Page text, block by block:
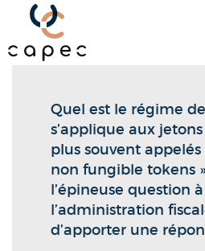
Panneau de gestion des
Quel est le régime
s’applique aux
plus souvent appelés
non fungible tokens
l’épineuse question
l’administration
d’apporter une